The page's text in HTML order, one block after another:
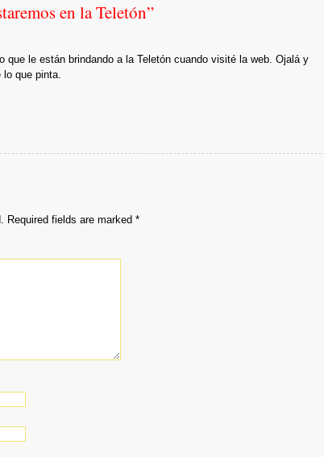
en la Teletón”
que le están brindando a la Teletón cuando visité la web. Ojalá y
lo que pinta.
Required fields are marked *